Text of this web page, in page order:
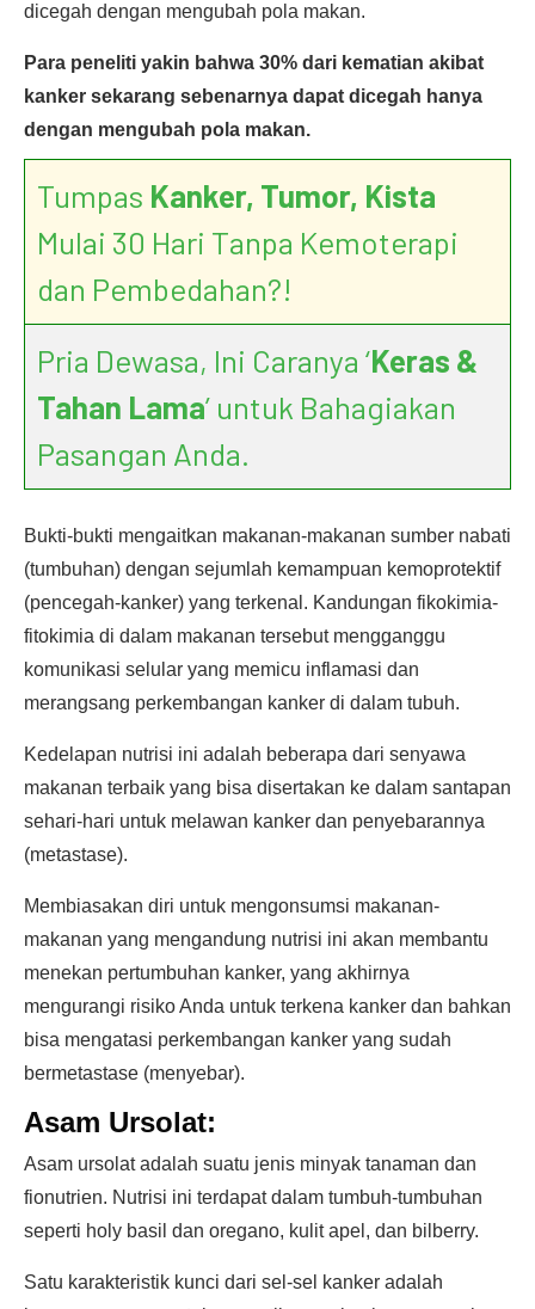
dicegah dengan mengubah pola makan.
Para peneliti yakin bahwa 30% dari kematian akibat
kanker sekarang sebenarnya dapat dicegah hanya
dengan mengubah pola makan.
Tumpas Kanker, Tumor, Kista
Mulai 30 Hari Tanpa Kemoterapi
dan Pembedahan?!
Pria Dewasa, Ini Caranya ‘Keras &
Tahan Lama’ untuk Bahagiakan
Pasangan Anda.
Bukti-bukti mengaitkan makanan-makanan sumber nabati
(tumbuhan) dengan sejumlah kemampuan kemoprotektif
(pencegah-kanker) yang terkenal. Kandungan fikokimia-
fitokimia di dalam makanan tersebut mengganggu
komunikasi selular yang memicu inflamasi dan
merangsang perkembangan kanker di dalam tubuh.
Kedelapan nutrisi ini adalah beberapa dari senyawa
makanan terbaik yang bisa disertakan ke dalam santapan
sehari-hari untuk melawan kanker dan penyebarannya
(metastase).
Membiasakan diri untuk mengonsumsi makanan-
makanan yang mengandung nutrisi ini akan membantu
menekan pertumbuhan kanker, yang akhirnya
mengurangi risiko Anda untuk terkena kanker dan bahkan
bisa mengatasi perkembangan kanker yang sudah
bermetastase (menyebar).
Asam Ursolat:
Asam ursolat adalah suatu jenis minyak tanaman dan
fionutrien. Nutrisi ini terdapat dalam tumbuh-tumbuhan
seperti holy basil dan oregano, kulit apel, dan bilberry.
Satu karakteristik kunci dari sel-sel kanker adalah